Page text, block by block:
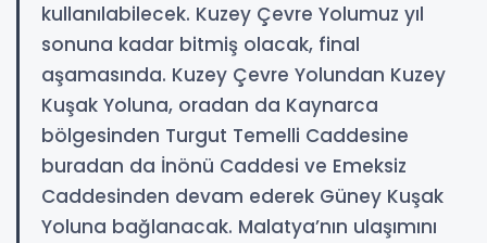
kullanılabilecek. Kuzey Çevre Yolumuz yıl
sonuna kadar bitmiş olacak, final
aşamasında. Kuzey Çevre Yolundan Kuzey
Kuşak Yoluna, oradan da Kaynarca
bölgesinden Turgut Temelli Caddesine
buradan da İnönü Caddesi ve Emeksiz
Caddesinden devam ederek Güney Kuşak
Yoluna bağlanacak. Malatya’nın ulaşımını